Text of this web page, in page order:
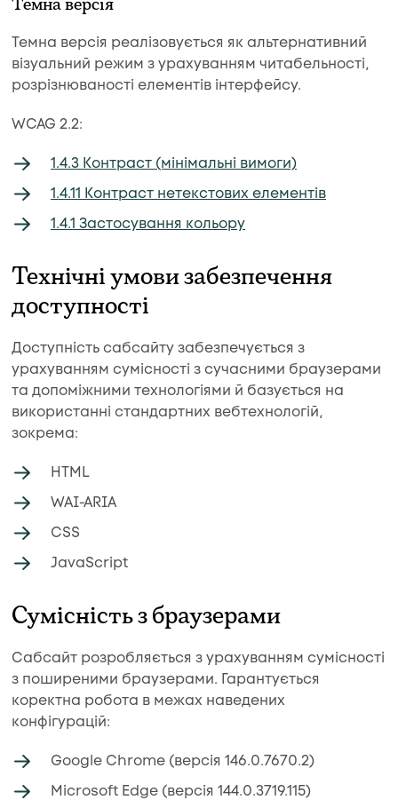
Темна версія реалізовується як альтернативний
візуальний режим з урахуванням читабельності,
розрізнюваності елементів інтерфейсу.
WCAG 2.2:
1.4.3 Контраст (мінімальні вимоги)
1.4.11 Контраст нетекстових елементів
1.4.1 Застосування кольору
Технічні умови забезпечення
доступності
Доступність сабсайту забезпечується з
урахуванням сумісності з сучасними браузерами
та допоміжними технологіями й базується на
використанні стандартних вебтехнологій,
зокрема:
HTML
WAI-ARIA
CSS
JavaScript
Сумісність з браузерами
Сабсайт розробляється з урахуванням сумісності
з поширеними браузерами. Гарантується
коректна робота в межах наведених
конфігурацій:
Google Chrome (версія 146.0.7670.2)
Microsoft Edge (версія 144.0.3719.115)